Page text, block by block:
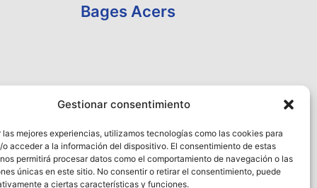
Gestionar consentimiento
las mejores experiencias, utilizamos tecnologías como las cookies para
o acceder a la información del dispositivo. El consentimiento de estas
permitirá procesar datos como el comportamiento de navegación o las
únicas en este sitio. No consentir o retirar el consentimiento, puede
a ciertas características y funciones.
Bages Acers